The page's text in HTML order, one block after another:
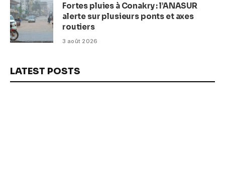
Fortes pluies à Conakry : l’ANASUR
alerte sur plusieurs ponts et axes
routiers
3 août 2026
LATEST POSTS